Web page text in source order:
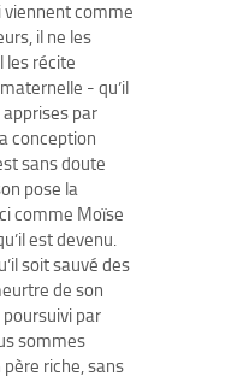
viennent comme
il ne les
les récite
- qu’il
par
conception
sans doute
pose la
comme Moïse
est devenu.
soit sauvé des
de son
poursuivi par
sommes
père riche, sans